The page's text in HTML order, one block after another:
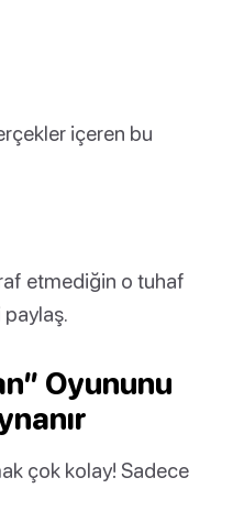
içeren bu
etmediğin o tuhaf
paylaş.
Oyununu
çok kolay! Sadece